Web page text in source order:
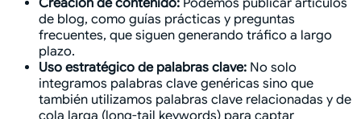
Creación de contenido: Podemos publicar artículos
de blog, como guías prácticas y preguntas
frecuentes, que siguen generando tráfico a largo
plazo.
Uso estratégico de palabras clave: No solo
integramos palabras clave genéricas sino que
también utilizamos palabras clave relacionadas y de